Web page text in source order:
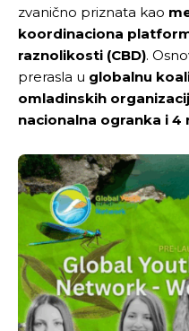
zvanično priznata kao
koordinaciona
raznolikosti (CBD).
prerasla u globalnu
omladinskih
nacionalna ogranka i 4